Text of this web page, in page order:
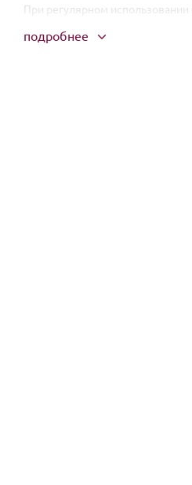
При регулярном
работу сальных желез;
подробнее